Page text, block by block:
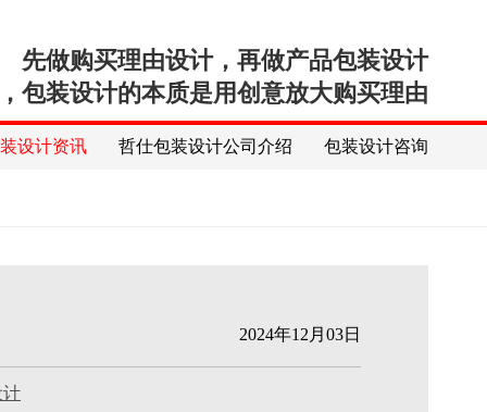
先做购买理由设计，再做产品包装设计
包装设计的本质是用创意放大购买理由
设计资讯 哲仕包装设计公司介绍 包装设计咨询
2024年12月03日
计